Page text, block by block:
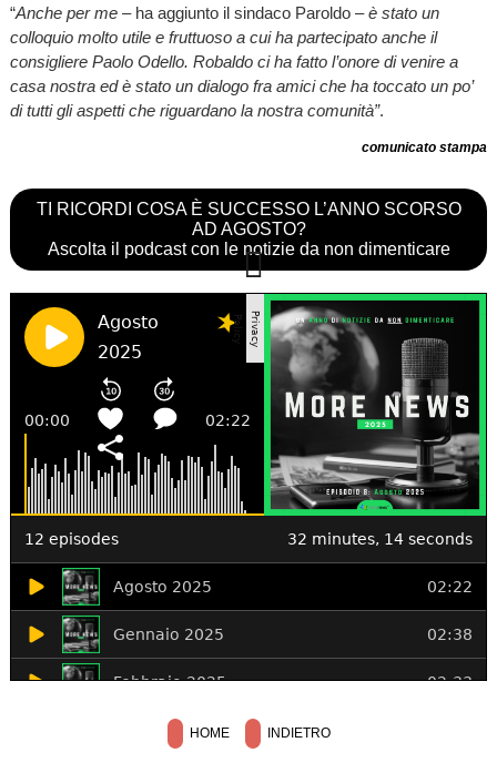
“Anche per me– ha aggiunto il sindaco Paroldo –è stato un
colloquio molto utile e fruttuoso a cui ha partecipato anche il
consigliere Paolo Odello. Robaldo ci ha fatto l’onore di venire a
casa nostra ed è stato un dialogo fra amici che ha toccato un po’
di tutti gli aspetti che riguardano la nostra comunità”.
comunicato stampa
TI RICORDI COSA È SUCCESSO L’ANNO SCORSO
AD AGOSTO?
Ascolta il podcast con le notizie da non dimenticare
HOME INDIETRO